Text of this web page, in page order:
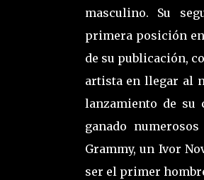
masculino. Su
primera posición
de su publicación,
artista en llegar al
lanzamiento de
ganado
Grammy, un Ivor
ser el primer